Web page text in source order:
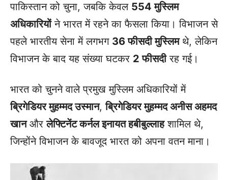
पाकिस्तान को चुना, जबकि केवल 554 मुस्लिम
अधिकारियोंने भारत में रहने का फैसला किया। विभाजन से
पहले भारतीय सेना में लगभग 36 फीसदी मुस्लिमथे, लेकिन
विभाजन के बाद यह संख्या घटकर 2 फीसदीरह गई।
भारत को चुनने वाले प्रमुख मुस्लिम अधिकारियों में
ब्रिगेडियर मुहम्मद उस्मान,ब्रिगेडियर मुहम्मद अनीस अहमद
खानऔरलेफ्टिनेंट कर्नल इनायत हबीबुल्लाहशामिल थे,
जिन्होंने विभाजन के बावजूद भारत को अपना वतन माना।